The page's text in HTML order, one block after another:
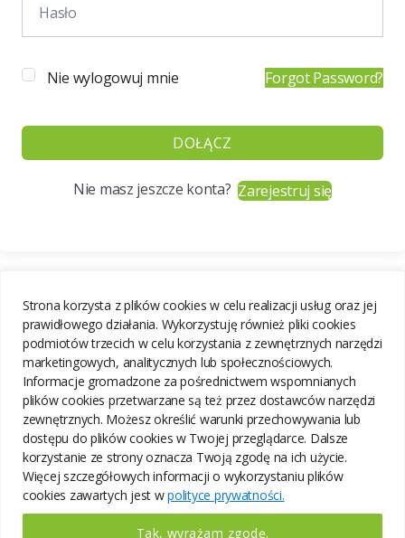
Strona korzysta z plików cookies w celu realizacji usług oraz jej
prawidłowego działania. Wykorzystuję również pliki cookies
podmiotów trzecich w celu korzystania z zewnętrznych narzędzi
marketingowych, analitycznych lub społecznościowych.
Informacje gromadzone za pośrednictwem wspomnianych
plików cookies przetwarzane są też przez dostawców narzędzi
zewnętrznych. Możesz określić warunki przechowywania lub
dostępu do plików cookies w Twojej przeglądarce. Dalsze
korzystanie ze strony oznacza Twoją zgodę na ich użycie.
Więcej szczegółowych informacji o wykorzystaniu plików
cookies zawartych jest wpolityce prywatności.
Tak, wyrażam zgodę.
Nie wylogowuj mnie Forgot Password?
DOŁĄCZ
Nie masz jeszcze konta?Zarejestruj się